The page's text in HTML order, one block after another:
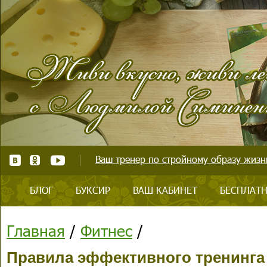
Ваш тренер по стройному образу
БЛОГ БУКСИР ВАШ КАБИНЕТ
Главная / Фитнес /
Правила эффективного тренинга